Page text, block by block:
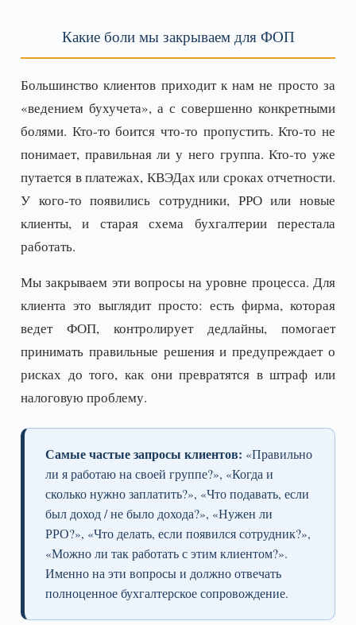
Какие боли мы закрываем для ФОП
Большинство клиентов приходит к нам не просто за
«ведением бухучета», а с совершенно конкретными
болями. Кто-то боится что-то пропустить. Кто-то не
понимает, правильная ли у него группа. Кто-то уже
путается в платежах, КВЭДах или сроках отчетности.
У кого-то появились сотрудники, РРО или новые
клиенты, и старая схема бухгалтерии перестала
работать.
Мы закрываем эти вопросы на уровне процесса. Для
клиента это выглядит просто: есть фирма, которая
ведет ФОП, контролирует дедлайны, помогает
принимать правильные решения и предупреждает о
рисках до того, как они превратятся в штраф или
налоговую проблему.
Самые частые запросы клиентов: «Правильно
ли я работаю на своей группе?», «Когда и
сколько нужно заплатить?», «Что подавать, если
был доход / не было дохода?», «Нужен ли
РРО?», «Что делать, если появился сотрудник?»,
«Можно ли так работать с этим клиентом?».
Именно на эти вопросы и должно отвечать
полноценное бухгалтерское сопровождение.